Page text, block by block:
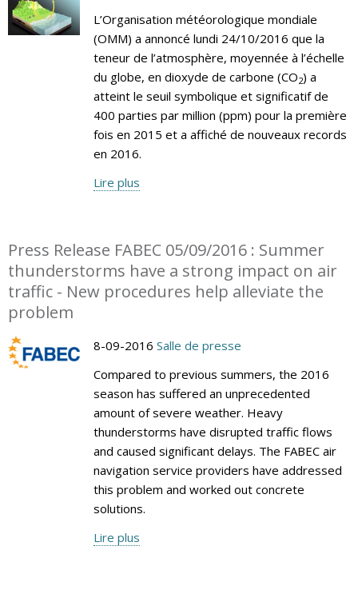
L’Organisation météorologique mondiale
(OMM) a annoncé lundi 24/10/2016 que la
teneur de l’atmosphère, moyennée à l’échelle
du globe, en dioxyde de carbone (CO2) a
atteint le seuil symbolique et significatif de
400 parties par million (ppm) pour la première
fois en 2015 et a affiché de nouveaux records
en 2016.
Lire plus
Press Release FABEC 05/09/2016 : Summer
thunderstorms have a strong impact on air
traffic - New procedures help alleviate the
problem
8-09-2016 Salle de presse
Compared to previous summers, the 2016
season has suffered an unprecedented
amount of severe weather. Heavy
thunderstorms have disrupted traffic flows
and caused significant delays. The FABEC air
navigation service providers have addressed
this problem and worked out concrete
solutions.
Lire plus